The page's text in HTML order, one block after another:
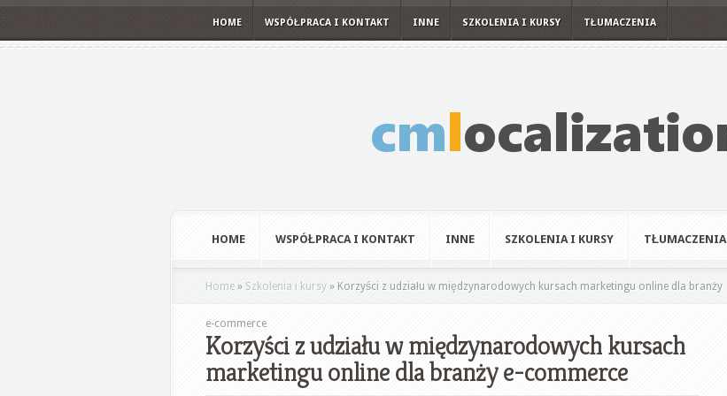
HOME WSPÓŁPRACA I KONTAKT INNE SZKOLENIA I KURSY TŁUMACZENIA
HOME WSPÓŁPRACA I KONTAKT INNE SZKOLENIA I KURSY TŁUMACZENIA
Home » Szkolenia i kursy » Korzyści z udziału w międzynarodowych kursach marketingu online dla branży
e-commerce
Korzyści z udziału w międzynarodowych kursach
marketingu online dla branży e-commerce